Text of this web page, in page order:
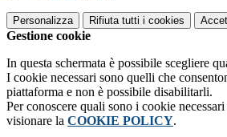
Personalizza Rifiuta tutti i cookies
Gestione cookie
In questa schermata è possibile scegliere
I cookie necessari sono quelli che
piattaforma e non è possibile disabilitarli.
Per conoscere quali sono i cookie
visionare la COOKIE POLICY.